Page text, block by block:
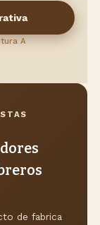
A
de fabrica